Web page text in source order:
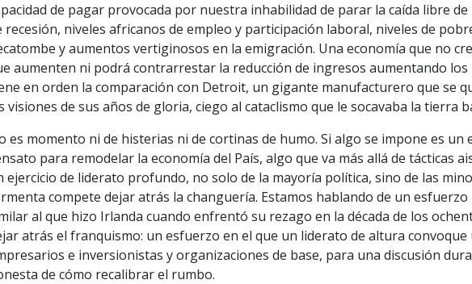
de pagar provocada por nuestra inhabilidad de parar la caída libre
recesión, niveles africanos de empleo y participación laboral, niveles de
y aumentos vertiginosos en la emigración. Una economía que no
aumenten ni podrá contrarrestar la reducción de ingresos aumentando
en orden la comparación con Detroit, un gigante manufacturero que se
visiones de sus años de gloria, ciego al cataclismo que le socavaba la tierra
es momento ni de histerias ni de cortinas de humo. Si algo se impone es
para remodelar la economía del País, algo que va más allá de tácticas
ejercicio de liderato profundo, no solo de la mayoría política, sino de las
compete dejar atrás la changuería. Estamos hablando de un esfuerzo
al que hizo Irlanda cuando enfrentó su rezago en la década de los
atrás el franquismo: un esfuerzo en el que un liderato de altura
e inversionistas y organizaciones de base, para una discusión
de cómo recalibrar el rumbo.